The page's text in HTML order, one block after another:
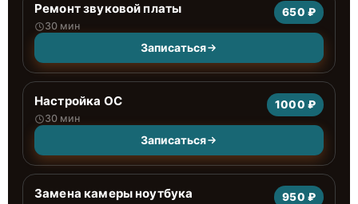
Ремонт звуковой платы
30 мин
650 ₽
Записаться
Настройка ОС
30 мин
1000 ₽
Записаться
Замена камеры ноутбука 950 ₽